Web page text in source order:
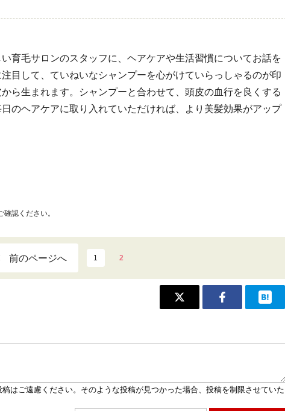
育毛サロンのスタッフに、ヘアケアや生活習慣についてお話を
目して、ていねいなシャンプーを心がけていらっしゃるのが印
ら生まれます。シャンプーと合わせて、頭皮の血行を良くする
のヘアケアに取り入れていただければ、より美髪効果がアップ
認ください。
前のページへ 1 2